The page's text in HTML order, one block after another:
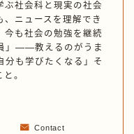
ぶ社会科と現実の社会
、ニュースを理解でき
今も社会の勉強を継続
」——教えるのがうま
分も学びたくなる」そ
。
Contact